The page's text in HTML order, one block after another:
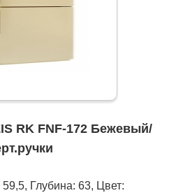
RK FNF-172 Бежевый/
Глубина: 63, Цвет: